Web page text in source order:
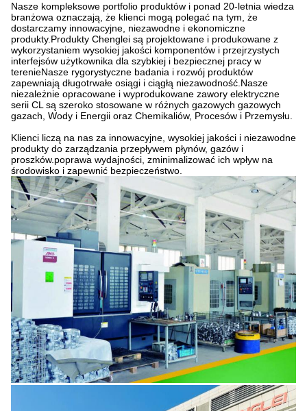
Nasze kompleksowe portfolio produktów i ponad 20-letnia wiedza
branżowa oznaczają, że klienci mogą polegać na tym, że
dostarczamy innowacyjne, niezawodne i ekonomiczne
produkty.Produkty Chenglei są projektowane i produkowane z
wykorzystaniem wysokiej jakości komponentów i przejrzystych
interfejsów użytkownika dla szybkiej i bezpiecznej pracy w
terenieNasze rygorystyczne badania i rozwój produktów
zapewniają długotrwałe osiągi i ciągłą niezawodność.Nasze
niezależnie opracowane i wyprodukowane zawory elektryczne
serii CL są szeroko stosowane w różnych gazowych gazowych
gazach, Wody i Energii oraz Chemikaliów, Procesów i Przemysłu.
Klienci liczą na nas za innowacyjne, wysokiej jakości i niezawodne
produkty do zarządzania przepływem płynów, gazów i
proszków.poprawa wydajności, zminimalizować ich wpływ na
środowisko i zapewnić bezpieczeństwo.